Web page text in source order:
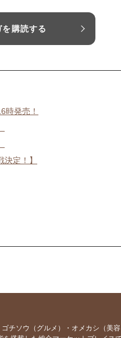
を購読する
時発売！
定！】
チソウ（グルメ）・オメカシ（美